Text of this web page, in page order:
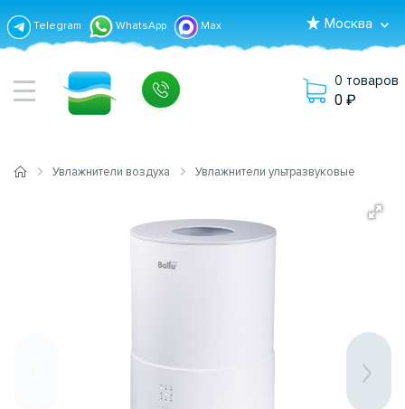
Telegram WhatsApp Max Москва
0 товаров
0
Увлажнители воздуха Увлажнители ультразвуковые